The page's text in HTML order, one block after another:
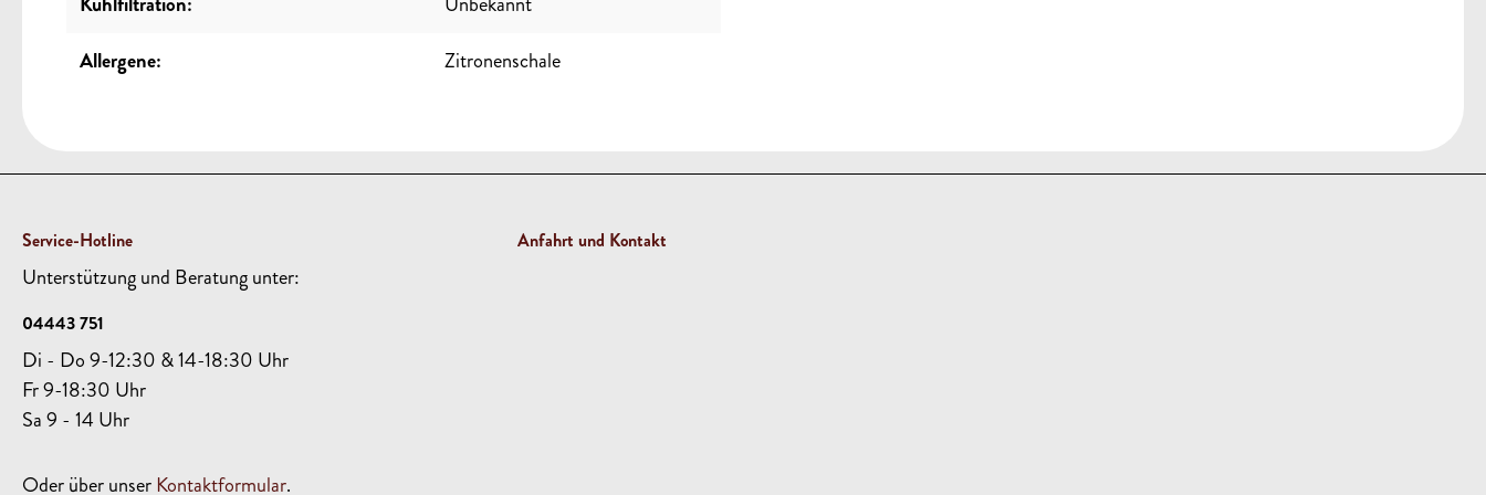
Allergene:
Zitronenschale
Service-Hotline
Unterstützung und Beratung unter:
04443 751
Di - Do 9-12:30 & 14-18:30 Uhr
Fr 9-18:30 Uhr
Sa 9 - 14 Uhr
Oder über unserKontaktformular.
Anfahrt und Kontakt